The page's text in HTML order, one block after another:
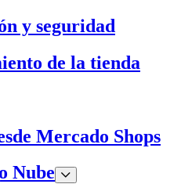
y seguridad
de la tienda
Mercado Shops
Nube